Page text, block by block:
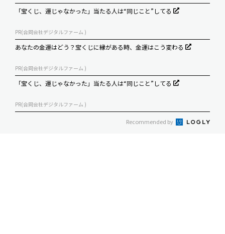
「宝くじ、運じゃなかった」当たる人は“同じこと”してる
PR(合同会社デジタルファーム )
あなたの金運はどう？宝くじに縁がある時、金運はこう変わる
PR(合同会社デジタルファーム )
「宝くじ、運じゃなかった」当たる人は“同じこと”してる
PR(合同会社デジタルファーム )
Recommended by